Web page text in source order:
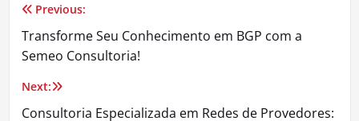
Navegação
de
Post
Previous:
Transforme Seu Conhecimento em BGP com a
Semeo Consultoria!
Next:
Consultoria Especializada em Redes de Provedores: